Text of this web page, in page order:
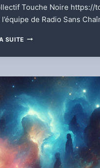
Touche Noire https://
de Radio Sans
SUITE ENTRETIEN
ANNE-
ET
DU
COLLECTIF
TOUCHE
NOIRE